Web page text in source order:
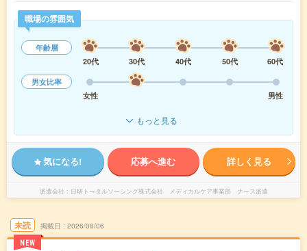
職場の雰囲気
年齢層
20代
30代 40代 50代
60代
男女比率
女性
男性
もっと見る
気になる! 応募へ進む 詳しく見る
派遣会社 日研トータルソーシング株式会社 メディカルケア事業部 ナース派遣
未読
NEW
掲載日 2026/08/06